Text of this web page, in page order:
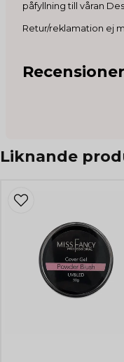
påfyllning till våran
Retur/reklamation ej
Recensioner
Liknande